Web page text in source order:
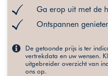
Ga erop uit met de
Ontspannen
De getoonde prijs is ter
vertrekdata en uw wensen.
uitgebreider overzicht van
ons op.